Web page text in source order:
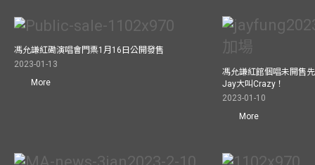
馮允謙紅磡演唱會門票1月16日公開發售
2023-01-13
More
馮允謙紅館個唱未開售
Jay大叫Crazy！
2023-01-10
More